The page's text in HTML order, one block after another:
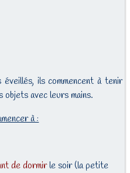
ils commencent à tenir
objets avec leurs mains.
à :
de dormirle soir (la petite